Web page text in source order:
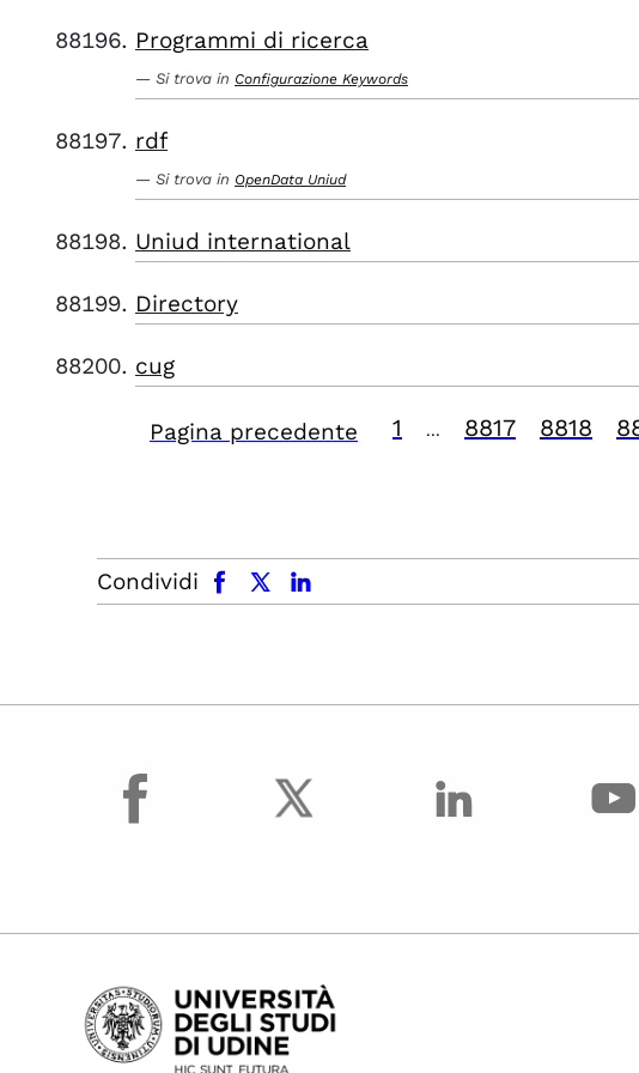
Programmi di ricerca
Si trova in Configurazione Keywords
rdf
Si trova in OpenData Uniud
Uniud international
Directory
cug
Pagina precedente 1 8817 8818
Condividi
facebook x.com linkedin
facebook